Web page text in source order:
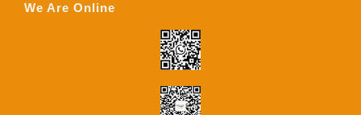
We Are Online